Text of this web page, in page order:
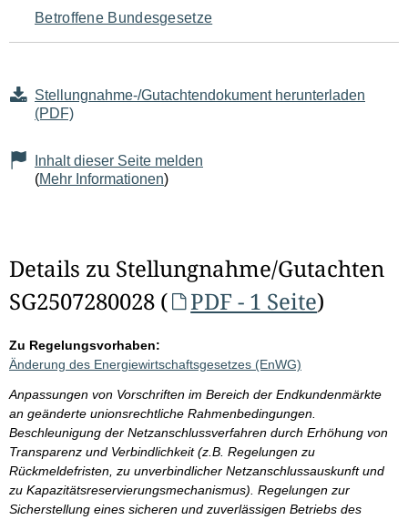
Betroffene Bundesgesetze
Stellungnahme-/Gutachtendokument herunterladen
(PDF)
Inhalt dieser Seite melden
(Mehr Informationen)
Details zu Stellungnahme/Gutachten
SG2507280028 (
PDF - 1 Seite)
Zu Regelungsvorhaben:
Änderung des Energiewirtschaftsgesetzes (EnWG)
Anpassungen von Vorschriften im Bereich der Endkundenmärkte
an geänderte unionsrechtliche Rahmenbedingungen.
Beschleunigung der Netzanschlussverfahren durch Erhöhung von
Transparenz und Verbindlichkeit (z.B. Regelungen zu
Rückmeldefristen, zu unverbindlicher Netzanschlussauskunft und
zu Kapazitätsreservierungsmechanismus). Regelungen zur
Sicherstellung eines sicheren und zuverlässigen Betriebs des